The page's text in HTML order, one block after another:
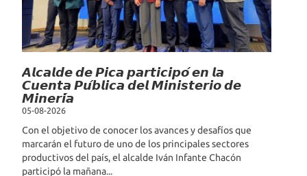
𝘼𝙡𝙘𝙖𝙡𝙙𝙚 𝙙𝙚 𝙋𝙞𝙘𝙖 𝙥𝙖𝙧𝙩𝙞𝙘𝙞𝙥𝙤́ 𝙚𝙣 𝙡𝙖
𝘾𝙪𝙚𝙣𝙩𝙖 𝙋𝙪́𝙗𝙡𝙞𝙘𝙖 𝙙𝙚𝙡 𝙈𝙞𝙣𝙞𝙨𝙩𝙚𝙧𝙞𝙤 𝙙𝙚
𝙈𝙞𝙣𝙚𝙧𝙞́𝙖
05-08-2026
Con el objetivo de conocer los avances y desafíos que
marcarán el futuro de uno de los principales sectores
productivos del país, el alcalde Iván Infante Chacón
participó la mañana...